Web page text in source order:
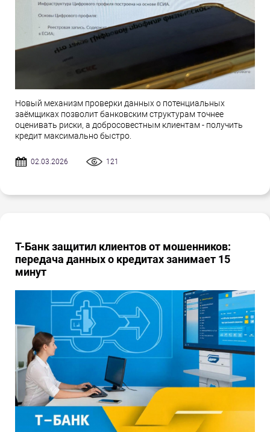
Новый механизм проверки данных о потенциальных
заёмщиках позволит банковским структурам точнее
оценивать риски, а добросовестным клиентам - получить
кредит максимально быстро.
02.03.2026 121
Т-Банк защитил клиентов от мошенников:
передача данных о кредитах занимает 15
минут